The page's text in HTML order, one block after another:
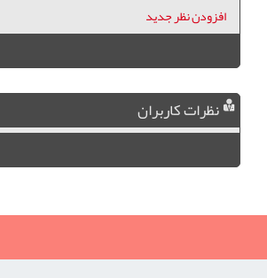
افزودن نظر جدید
نظرات کاربران